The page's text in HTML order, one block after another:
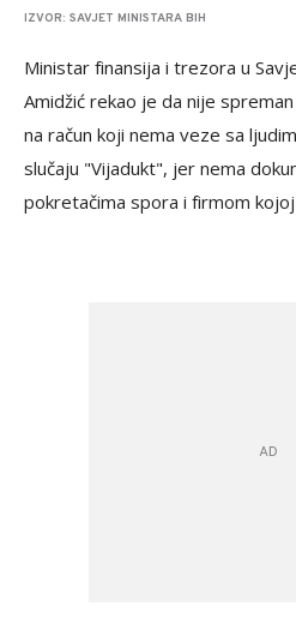
IZVOR: SAVJET MINISTARA BIH
Ministar finansija i trezora u
Amidžić rekao je da nije
na račun koji nema veze sa
slučaju "Vijadukt", jer nema
pokretačima spora i firmom